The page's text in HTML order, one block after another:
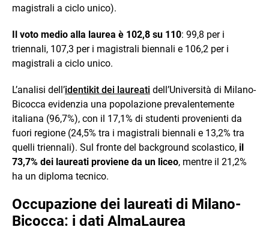
magistrali a ciclo unico).
Il voto medio alla laurea è 102,8 su 110: 99,8 per i
triennali, 107,3 per i magistrali biennali e 106,2 per i
magistrali a ciclo unico.
L’analisi dell’identikit dei laureati dell’Università di Milano-
Bicocca evidenzia una popolazione prevalentemente
italiana (96,7%), con il 17,1% di studenti provenienti da
fuori regione (24,5% tra i magistrali biennali e 13,2% tra
quelli triennali). Sul fronte del background scolastico, il
73,7% dei laureati proviene da un liceo, mentre il 21,2%
ha un diploma tecnico.
Occupazione dei laureati di Milano-
Bicocca: i dati AlmaLaurea